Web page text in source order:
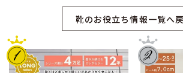
靴のお役立ち情報一覧へ